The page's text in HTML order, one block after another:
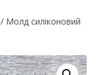
/ Молд силіконовий